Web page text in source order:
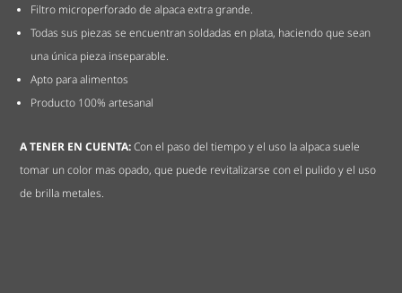
Filtro microperforado de alpaca extra grande.
Todas sus piezas se encuentran soldadas en plata, haciendo que sean
una única pieza inseparable.
Apto para alimentos
Producto 100% artesanal
A TENER EN CUENTA:Con el paso del tiempo y el uso la alpaca suele
tomar un color mas opado, que puede revitalizarse con el pulido y el uso
de brilla metales.